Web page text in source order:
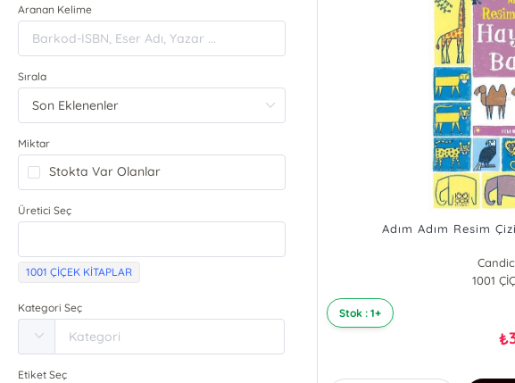
Aranan Kelime
Sırala
Miktar
Stokta Var Olanlar
Üretici Seç
1001 ÇİÇEK KİTAPLAR
Kategori Seç
Etiket Seç
Adım Adım Resim
1001
Stok : 1+
₺